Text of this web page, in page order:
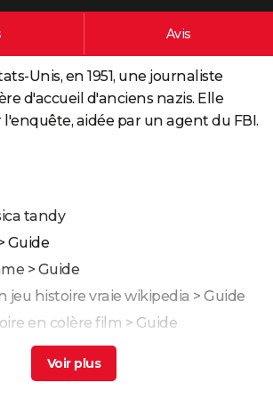
Avis
Unis, en 1951, une journaliste
d'accueil d'anciens nazis. Elle
aidée par un agent du FBI.
tandy
Guide
> Guide
jeu histoire vraie wikipedia > Guide
en colère film > Guide
une femme> Guide
vous bien compris le film ? Les